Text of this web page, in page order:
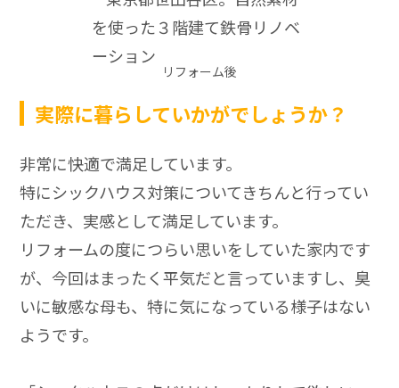
リフォーム後
実際に暮らしていかがでしょうか？
非常に快適で満足しています。
特にシックハウス対策についてきちんと行ってい
ただき、実感として満足しています。
リフォームの度につらい思いをしていた家内です
が、今回はまったく平気だと言っていますし、臭
いに敏感な母も、特に気になっている様子はない
ようです。